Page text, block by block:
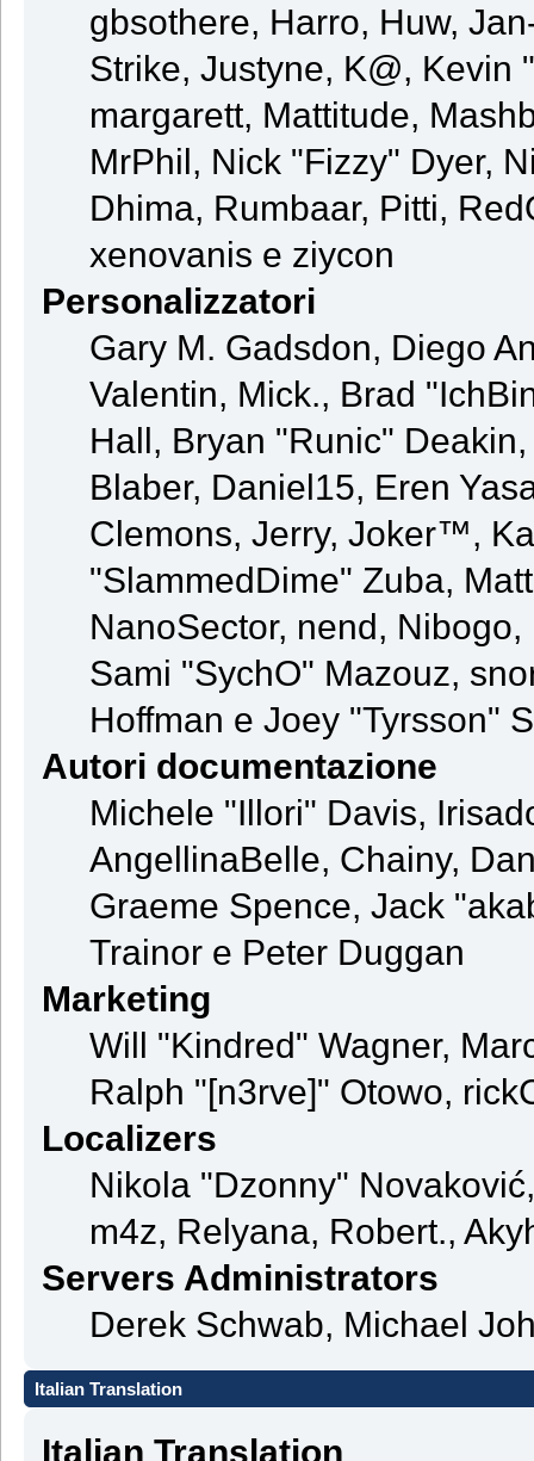
gbsothere, Harro, Huw,
Strike, Justyne, K@, Kevin
margarett, Mattitude,
MrPhil, Nick "Fizzy" Dyer,
Dhima, Rumbaar, Pitti,
xenovanis e ziycon
Personalizzatori
Gary M. Gadsdon, Diego
Valentin, Mick., Brad
Hall, Bryan "Runic"
Blaber, Daniel15, Eren
Clemons, Jerry, Joker™,
"SlammedDime" Zuba,
NanoSector, nend,
Sami "SychO" Mazouz,
Hoffman e Joey "Tyrsson"
Autori documentazione
Michele "Illori" Davis,
AngellinaBelle, Chainy,
Graeme Spence, Jack
Trainor e Peter Duggan
Marketing
Will "Kindred" Wagner,
Ralph "[n3rve]" Otowo,
Localizers
Nikola "Dzonny"
m4z, Relyana, Robert.,
Servers Administrators
Derek Schwab, Michael
Italian Translation
Italian Translation